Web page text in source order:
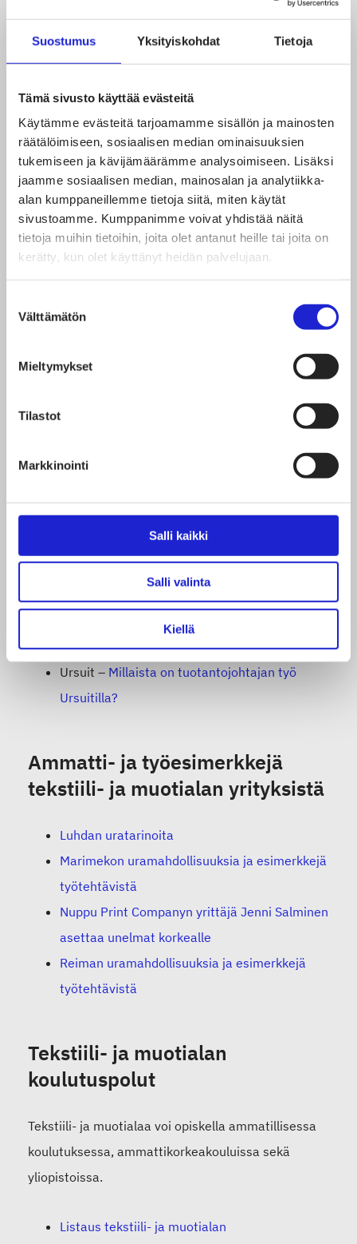
Suostumus Yksityiskohdat Tietoja
Tämä sivusto käyttää evästeitä
Käytämme evästeitä tarjoamamme sisällön ja mainosten
räätälöimiseen, sosiaalisen median ominaisuuksien
tukemiseen ja kävijämäärämme analysoimiseen. Lisäksi
jaamme sosiaalisen median, mainosalan ja analytiikka-
alan kumppaneillemme tietoja siitä, miten käytät
sivustoamme. Kumppanimme voivat yhdistää näitä
tietoja muihin tietoihin, joita olet antanut heille tai joita on
kerätty, kun olet käyttänyt heidän palvelujaan.
valinta
Välttämätön
Mieltymykset
Tilastot
Markkinointi
Salli kaikki
Salli valinta
Kiellä
Uudistunut esitysmateriaali tulossa pian.
Videoita työstä tekstiili- ja
muotialalla
Balmuir –Ostajan työssä näkee oman työnsä
ja alan vastuullisuuden merkityksen
Finlayson –Millaista on vastuullisuuspäällikön
työ Finlaysonilla?
yhdyshenkilö teknisten vaatteiden
Image Wear –
Kaiko Clothing –
Luhta –
suunnittelua tärkeään tarpeeseen
Makia Clothing –Operatiivinen johtaja seuraa
monipuoliseksi osaajaksi
Reima –Brändinrakentajana Reimalla
Ursuit – Millaista on tuotantojohtajan työ
Ursuitilla?
Ammatti- ja työesimerkkejä
tekstiili- ja muotialan yrityksistä
Luhdan uratarinoita
Marimekon uramahdollisuuksia ja esimerkkejä
työtehtävistä
Nuppu Print Companyn yrittäjä Jenni Salminen
asettaa unelmat korkealle
Reiman uramahdollisuuksia ja esimerkkejä
työtehtävistä
Tekstiili- ja muotialan
koulutuspolut
Tekstiili- ja muotialaa voi opiskella ammatillisessa
koulutuksessa, ammattikorkeakouluissa sekä
yliopistoissa.
Listaus tekstiili- ja muotialan